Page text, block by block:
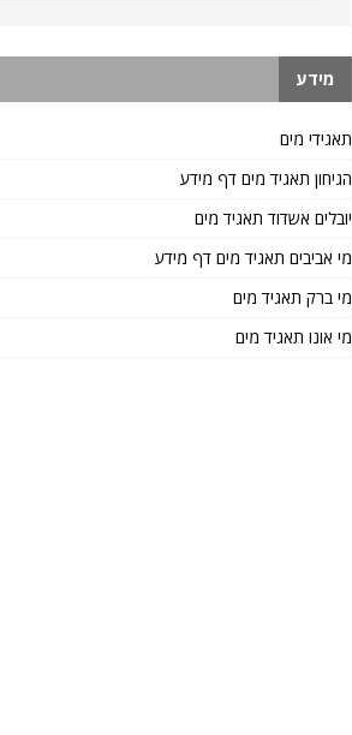
מידע
תאגידי מים
הגיחון תאגיד מים דף מידע
יובלים אשדוד תאגיד מים
מי אביבים תאגיד מים דף מידע
מי ברק תאגיד מים
מי אונו תאגיד מים